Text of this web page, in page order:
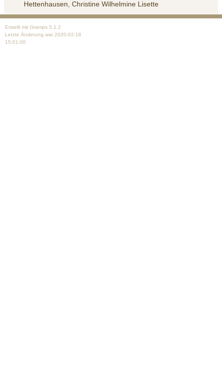
Hettenhausen, Christine Wilhelmine Lisette
Erstellt mit Gramps 5.1.2
Letzte Änderung war 2020-02-18
15:01:00